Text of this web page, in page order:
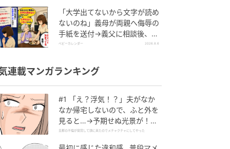
「大学出てないから文字が読め
ないのね」義母が両親へ侮辱の
手紙を送付→義父に相談後、訪
れた末路とは
ベビーカレンダー 2026.8.6
連載マンガランキング
#1 「え？浮気！？」夫がなか
なか帰宅しないので、ふと外を
見ると…→予期せぬ光景が！｜
旦那の不倫が発覚して頭に来た
旦那の不倫が発覚して頭に来たのでメチャクチャにしてやった